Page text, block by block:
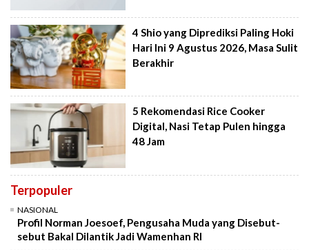
4 Shio yang Diprediksi Paling Hoki
Hari Ini 9 Agustus 2026, Masa Sulit
Berakhir
5 Rekomendasi Rice Cooker
Digital, Nasi Tetap Pulen hingga
48 Jam
Terpopuler
NASIONAL
Profil Norman Joesoef, Pengusaha Muda yang Disebut-
sebut Bakal Dilantik Jadi Wamenhan RI